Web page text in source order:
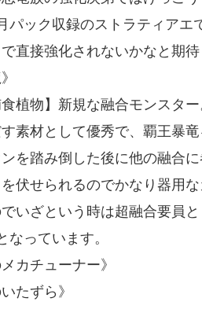
パック収録のストラティア
直接強化されないかなと期
植物】新規な融合モンスタ
素材として優秀で、覇王暴
を踏み倒した後に他の融合
伏せられるのでかなり器用
いざという時は超融合要員
なっています。
メカチューナー》
たずら》